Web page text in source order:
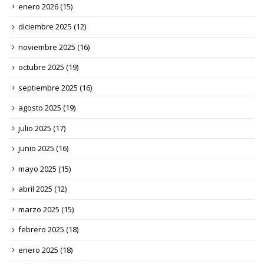
enero 2026(15)
diciembre 2025 (12)
noviembre 2025 (16)
octubre 2025 (19)
septiembre 2025 (16)
agosto 2025 (19)
julio 2025 (17)
junio 2025 (16)
mayo 2025 (15)
abril 2025 (12)
marzo 2025 (15)
febrero 2025 (18)
enero 2025 (18)